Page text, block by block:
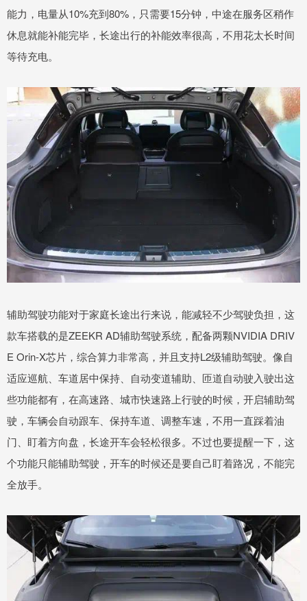
能力，电量从10%充到80%，只需要15分钟，中途在服务区稍作
休息就能补能完毕，长途出行的补能效率很高，不用花太长时间
等待充电。
辅助驾驶功能对于家庭长途出行来说，能减轻不少驾驶负担，这
款车搭载的是ZEEKR AD辅助驾驶系统，配备两颗NVIDIA DRIV
E Orin-X芯片，综合算力非常高，并且支持L2级辅助驾驶。像自
适应巡航、车道居中保持、自动变道辅助、匝道自动驶入驶出这
些功能都有，在高速路、城市快速路上行驶的时候，开启辅助驾
驶，车辆会自动跟车、保持车道、调整车速，不用一直踩着油
门、盯着方向盘，长途开车会轻松很多。不过也要提醒一下，这
个功能只能辅助驾驶，开车的时候还是要自己盯着路况，不能完
全放手。